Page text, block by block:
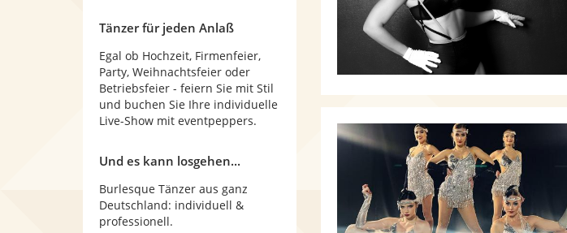
Tänzer für jeden Anlaß
Egal ob Hochzeit, Firmenfeier,
Party, Weihnachtsfeier oder
Betriebsfeier - feiern Sie mit Stil
und buchen Sie Ihre individuelle
Live-Show mit eventpeppers.
Und es kann losgehen...
Burlesque Tänzer aus ganz
Deutschland: individuell &
professionell.